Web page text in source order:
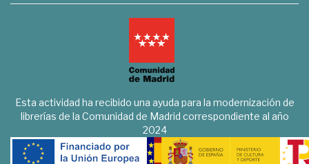
Esta actividad ha recibido una ayuda para la modernización de
librerías de la Comunidad de Madrid correspondiente al año
2024